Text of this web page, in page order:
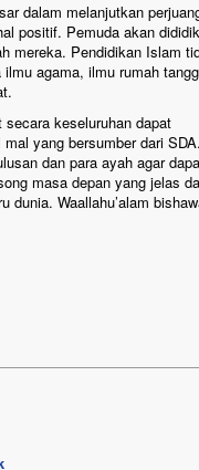
dalam melanjutkan
positif. Pemuda akan
mereka. Pendidikan Islam
agama, ilmu rumah
keseluruhan dapat
yang bersumber dari
dan para ayah agar
masa depan yang jelas
dunia. Waallahu’alam